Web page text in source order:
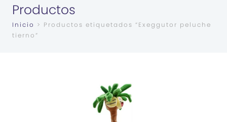
Productos
Inicio > Productos etiquetados “Exeggutor peluche
tierno”